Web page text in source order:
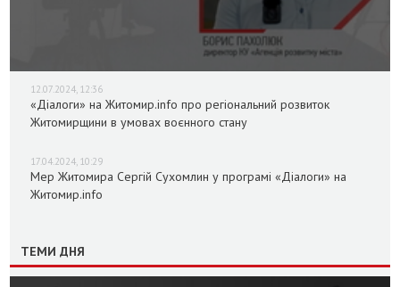
12.07.2024, 12:36
«Діалоги» на Житомир.info про регіональний розвиток
Житомирщини в умовах воєнного стану
17.04.2024, 10:29
Мер Житомира Сергій Сухомлин у програмі «Діалоги» на
Житомир.info
ТЕМИ ДНЯ